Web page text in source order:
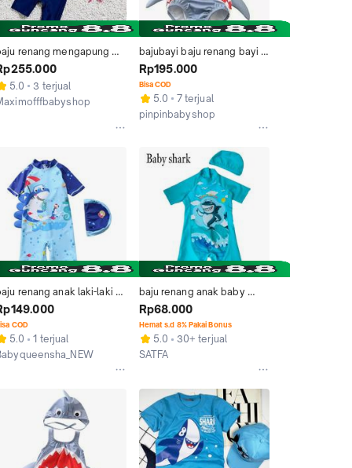
renang mengapung
shark for baby and
kids
5.0
3 terjual
bajubayi baju renang bayi
model ikan hiu baby shark
lucu
Rp195.000
Bisa COD
5.0
7 terjual
pinpinbabyshop
renang anak laki-laki
shark/baju renang
baby shark/baju
COD
5.0
1 terjual
baju renang anak baby
shark bayi balita 1-3 tahun
anak laki laki
Rp68.000
Hemat s.d 8% Pakai Bonus
5.0
30+ terjual
SATFA